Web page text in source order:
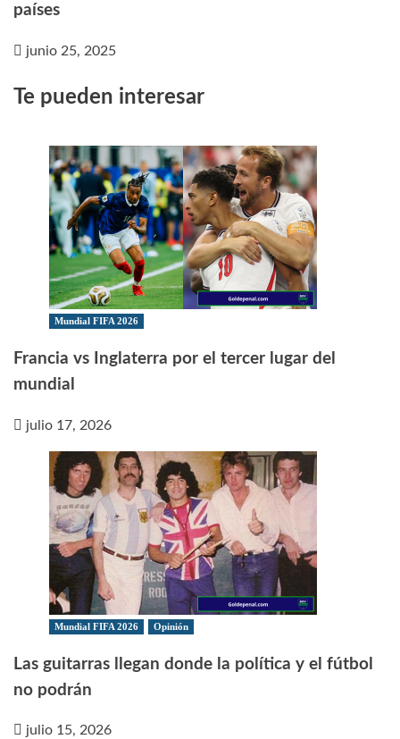
países
junio 25, 2025
Te pueden interesar
Mundial FIFA 2026
Francia vs Inglaterra por el tercer lugar del
mundial
julio 17, 2026
Mundial FIFA 2026 Opinión
Las guitarras llegan donde la política y el fútbol
no podrán
julio 15, 2026